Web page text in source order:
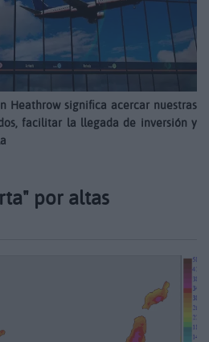
Heathrow significa acercar nuestras
facilitar la llegada de inversión y
por altas